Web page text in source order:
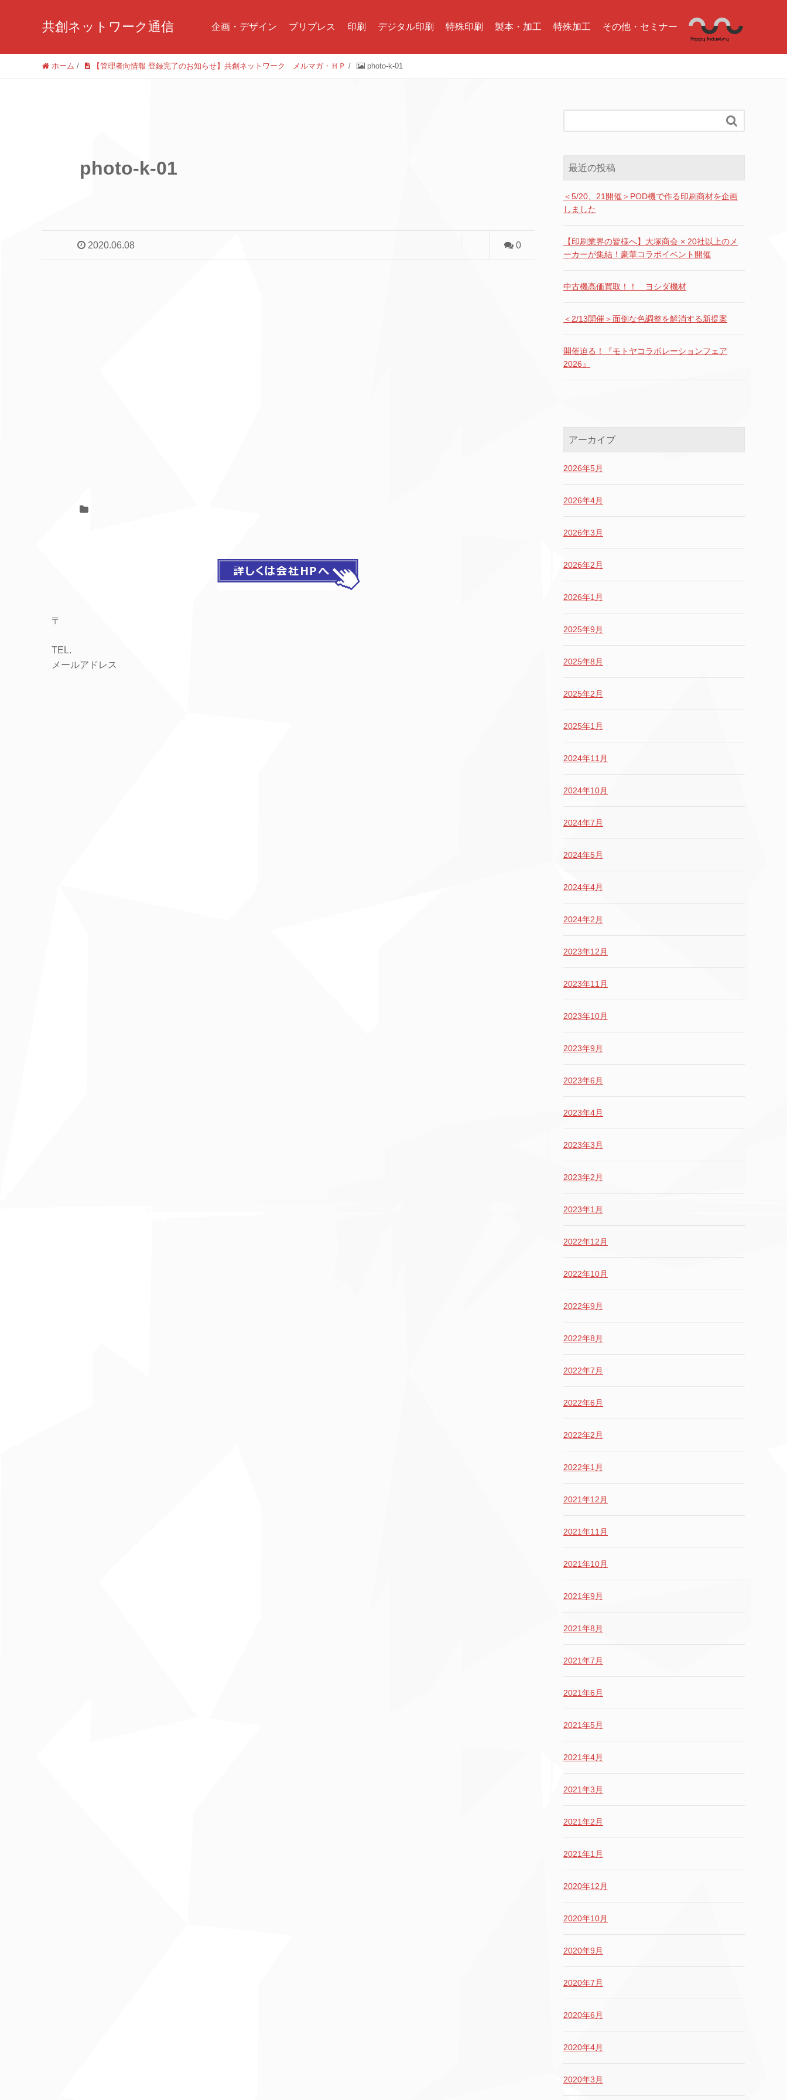
共創ネットワーク通信 企画・デザイン プリプレス 印刷 デジタル印刷 特殊印刷 製本・加工 特殊加工 その他・セミナー
ホーム / 【管理者向情報 登録完了のお知らせ】共創ネットワーク メルマガ・ＨＰ / photo-k-01
photo-k-01
2020.06.08 0
〒
TEL.
メールアドレス

最近の投稿
＜5/20、21開催＞POD機で作る印刷商材を企画
しました
【印刷業界の皆様へ】大塚商会 × 20社以上のメ
ーカーが集結！豪華コラボイベント開催
中古機高価買取！！ ヨシダ機材
＜2/13開催＞面倒な色調整を解消する新提案
開催迫る！『モトヤコラボレーションフェア
2026』
アーカイブ
2026年5月
2026年4月
2026年3月
2026年2月
2026年1月
2025年9月
2025年8月
2025年2月
2025年1月
2024年11月
2024年10月
2024年7月
2024年5月
2024年4月
2024年2月
2023年12月
2023年11月
2023年10月
2023年9月
2023年6月
2023年4月
2023年3月
2023年2月
2023年1月
2022年12月
2022年10月
2022年9月
2022年8月
2022年7月
2022年6月
2022年2月
2022年1月
2021年12月
2021年11月
2021年10月
2021年9月
2021年8月
2021年7月
2021年6月
2021年5月
2021年4月
2021年3月
2021年2月
2021年1月
2020年12月
2020年10月
2020年9月
2020年7月
2020年6月
2020年4月
2020年3月